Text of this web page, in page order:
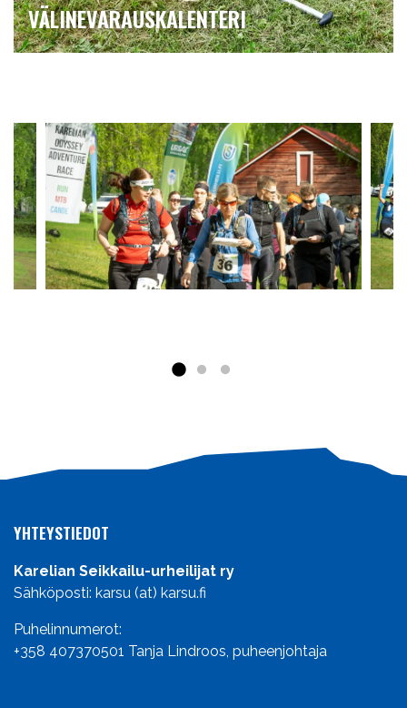
VÄLINEVARAUSKALENTERI
YHTEYSTIEDOT
Karelian Seikkailu-urheilijat ry
Sähköposti: karsu (at) karsu.fi
Puhelinnumerot:
+358 407370501 Tanja Lindroos, puheenjohtaja